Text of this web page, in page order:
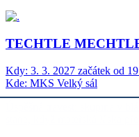
TECHTLE
Kdy: 3. 3. 2027 začátek od
Kde: MKS Velký sál
Úspěšná travesti skupina v